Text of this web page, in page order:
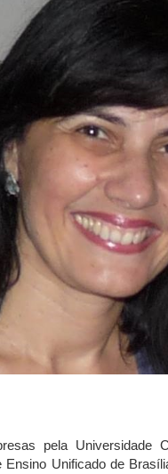
pela Universidade
Unificado de